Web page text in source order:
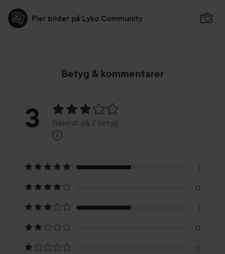
Fler bilder på Lyko Community
Betyg & kommentarer
Betyg:
Baserat
på
2
betyg
3 Baserat på 2 betyg
i
1
0
1
0
0